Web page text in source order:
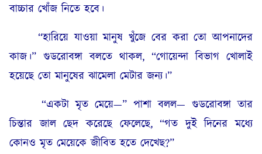
বাচ্চার খোঁজ নিতে হবে।
“হারিয়ে যাওয়া মানুষ খুঁজে বের করা তো আপনাদের
কাজ।” গুডরোবঙ্গা বলতে থাকল, “গোয়েন্দা বিভাগ খোলাই
হয়েছে তো মানুষের ঝামেলা মেটার জন্য।”
“একটা মৃত মেয়ে—” পাশা বলল— গুডরোবঙ্গা তার
চিন্তার জাল ছেদ করেছে ফেলেছে, “গত দুই দিনের মধ্যে
কোনও মৃত মেয়েকে জীবিত হতে দেখেছ?”